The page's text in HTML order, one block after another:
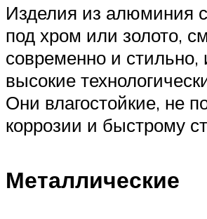
Изделия из алюминия
под хром или золото,
современно и
высокие
Они влагостойкие, не
коррозии и быстрому
Металлические